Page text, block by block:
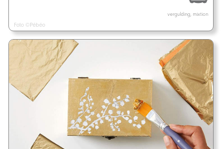
vergulding, mixtion
Foto ©Pébéo